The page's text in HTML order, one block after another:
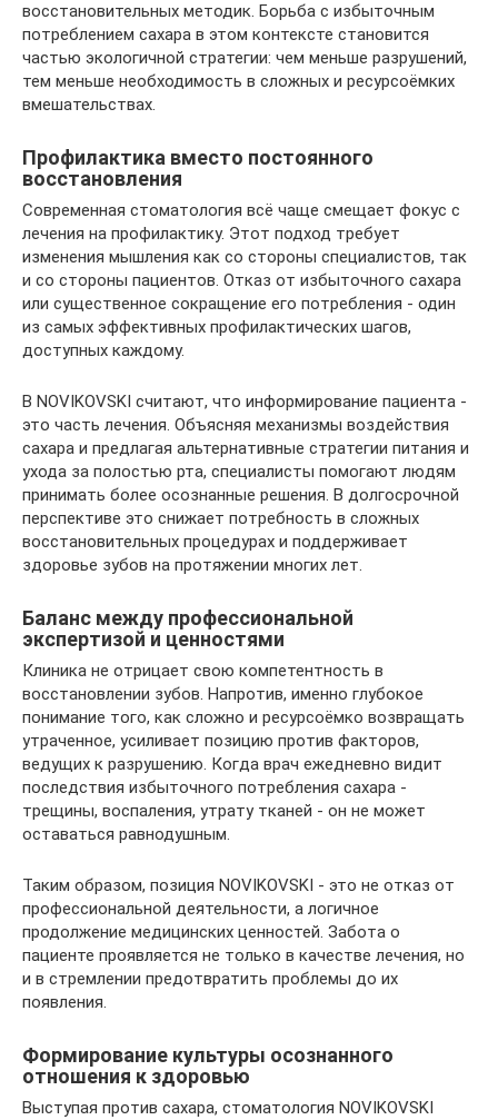
восстановительных методик. Борьба с избыточным
потреблением сахара в этом контексте становится
частью экологичной стратегии: чем меньше разрушений,
тем меньше необходимость в сложных и ресурсоёмких
вмешательствах.
Профилактика вместо постоянного
восстановления
Современная стоматология всё чаще смещает фокус с
лечения на профилактику. Этот подход требует
изменения мышления как со стороны специалистов, так
и со стороны пациентов. Отказ от избыточного сахара
или существенное сокращение его потребления - один
из самых эффективных профилактических шагов,
доступных каждому.
В NOVIKOVSKI считают, что информирование пациента -
это часть лечения. Объясняя механизмы воздействия
сахара и предлагая альтернативные стратегии питания и
ухода за полостью рта, специалисты помогают людям
принимать более осознанные решения. В долгосрочной
перспективе это снижает потребность в сложных
восстановительных процедурах и поддерживает
здоровье зубов на протяжении многих лет.
Баланс между профессиональной
экспертизой и ценностями
Клиника не отрицает свою компетентность в
восстановлении зубов. Напротив, именно глубокое
понимание того, как сложно и ресурсоёмко возвращать
утраченное, усиливает позицию против факторов,
ведущих к разрушению. Когда врач ежедневно видит
последствия избыточного потребления сахара -
трещины, воспаления, утрату тканей - он не может
оставаться равнодушным.
Таким образом, позиция NOVIKOVSKI - это не отказ от
профессиональной деятельности, а логичное
продолжение медицинских ценностей. Забота о
пациенте проявляется не только в качестве лечения, но
и в стремлении предотвратить проблемы до их
появления.
Формирование культуры осознанного
отношения к здоровью
Выступая против сахара, стоматология NOVIKOVSKI